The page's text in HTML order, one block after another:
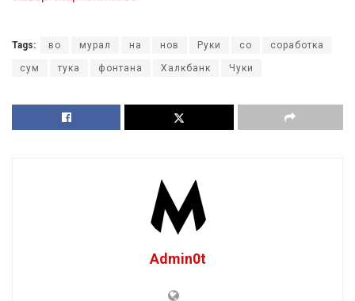
Tags: во мурал на нов Руки со соработка
сум тука фонтана Халкбанк Чуки
Admin0t